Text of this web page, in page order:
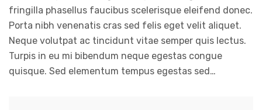
fringilla phasellus faucibus scelerisque eleifend donec.
Porta nibh venenatis cras sed felis eget velit aliquet.
Neque volutpat ac tincidunt vitae semper quis lectus.
Turpis in eu mi bibendum neque egestas congue
quisque. Sed elementum tempus egestas sed…